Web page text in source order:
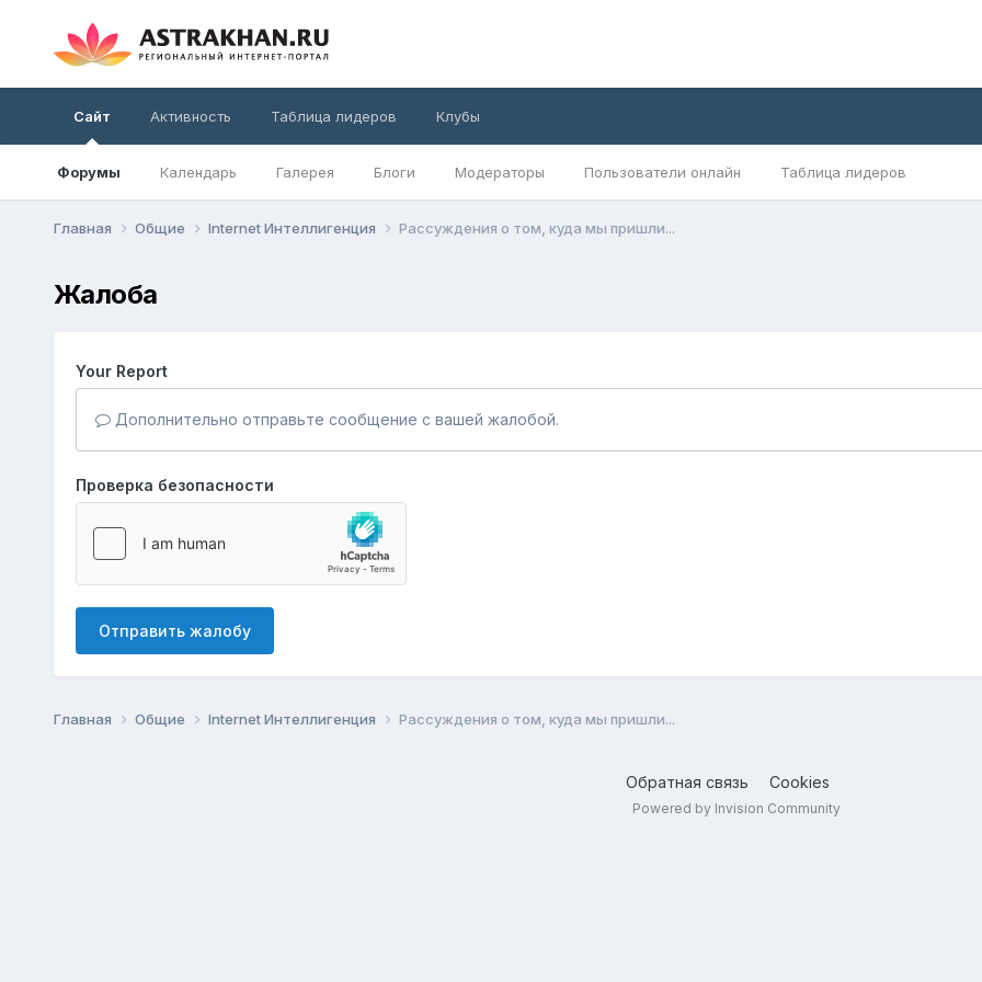
Сайт
Форумы Календарь Галерея Блоги Модераторы Пользователи онлайн Таблица лидеров
Активность Таблица лидеров Клубы
Главная Общие Internet Интеллигенция Рассуждения о том, куда мы пришли...
Жалоба
Your Report
Дополнительно отправьте сообщение с вашей жалобой.
Проверка безопасности
Отправить жалобу
Главная Общие Internet Интеллигенция Рассуждения о том, куда мы пришли...
Обратная связь Cookies
Powered by Invision Community